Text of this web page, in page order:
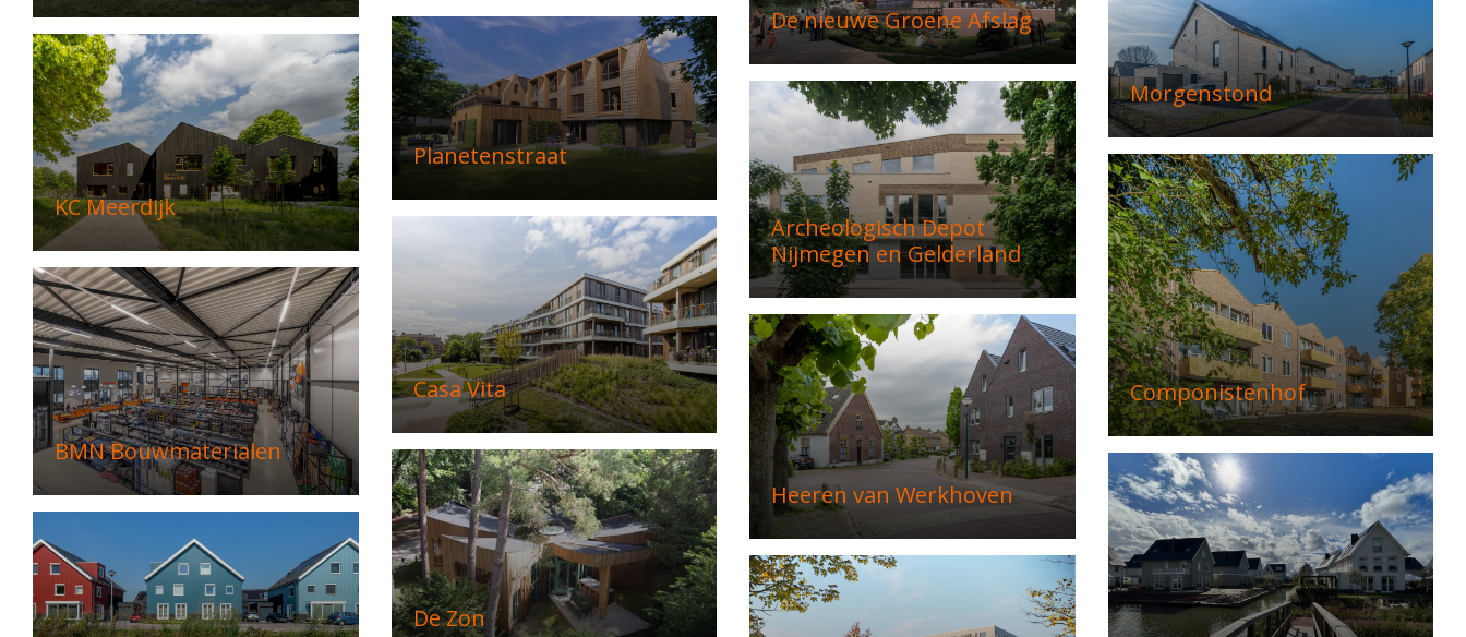
De nieuwe Groene Afslag
Morgenstond
Planetenstraat
KC Meerdijk
Archeologisch Depot
Nijmegen en Gelderland
Componistenhof
Casa Vita
BMN Bouwmaterialen
Heeren van Werkhoven
De Zon